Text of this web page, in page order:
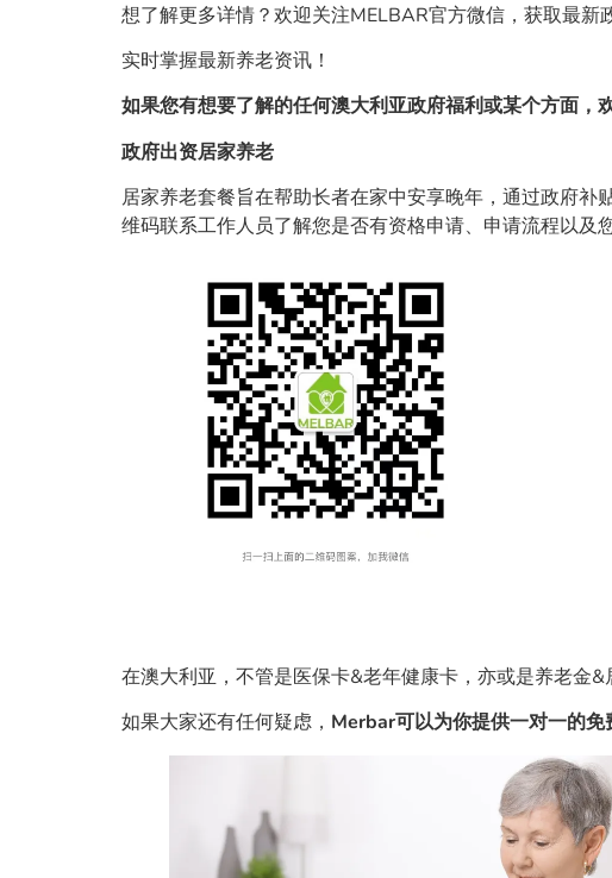
想了解更多详情？欢迎关注MELBAR官方微信，获取最
实时掌握最新养老资讯！
如果您有想要了解的任何澳大利亚政府福利或某个方面，
政府出资居家养老
居家养老套餐旨在帮助长者在家中安享晚年，通过政府补
维码联系工作人员了解您是否有资格申请、申请流程以及
在澳大利亚，不管是医保卡&老年健康卡，亦或是养老金
如果大家还有任何疑虑， Merbar可以为你提供一对一的免